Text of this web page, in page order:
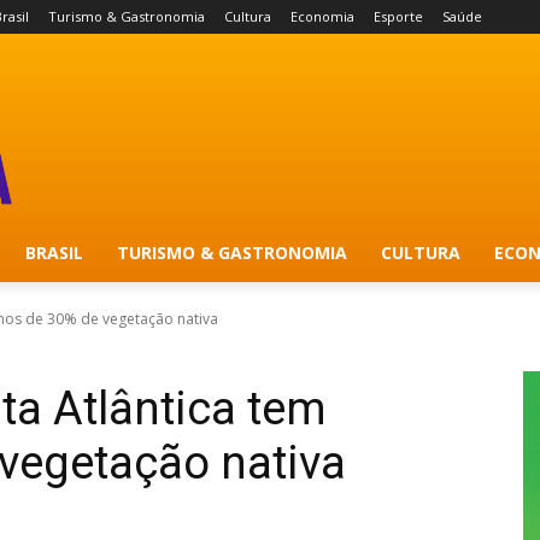
Turismo & Gastronomia Cultura Economia Esporte Saúde
BRASIL TURISMO & GASTRONOMIA CULTURA
de 30% de vegetação nativa
Atlântica tem
nativa